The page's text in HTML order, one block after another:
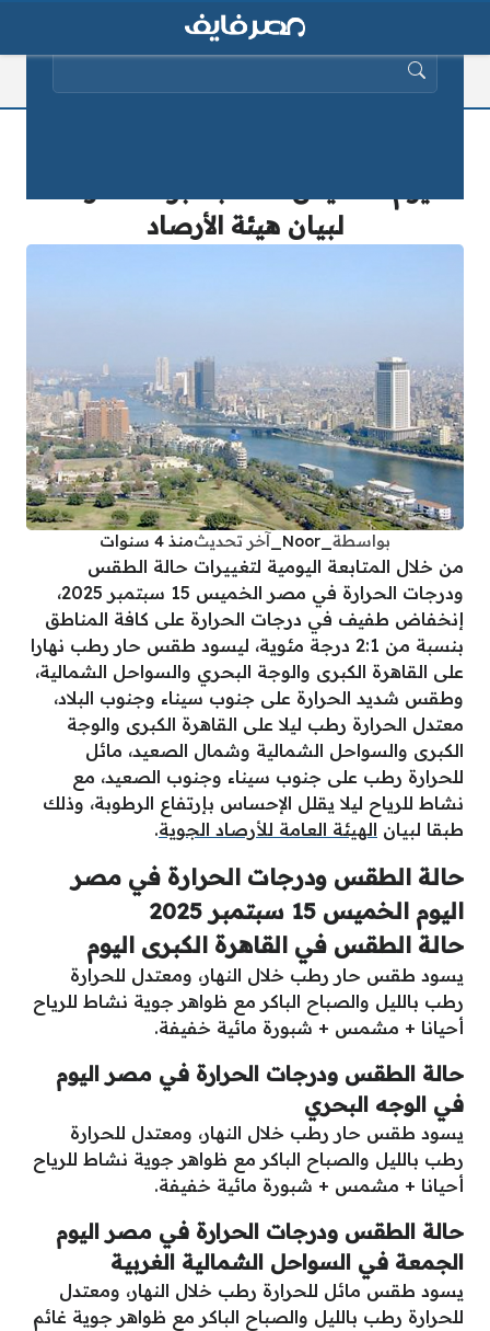
لبيان هيئة الأرصاد
بواسطة آخر تحديثمنذ 4 سنوات
من خلال المتابعة اليومية لتغييرات حالة الطقس
ودرجات الحرارة في مصر الخميس 15 سبتمبر 2025،
إنخفاض طفيف في درجات الحرارة على كافة المناطق
بنسبة من 2:1 درجة مئوية، ليسود طقس حار رطب نهارا
على القاهرة الكبرى والوجة البحري والسواحل الشمالية،
وطقس شديد الحرارة على جنوب سيناء وجنوب البلاد،
معتدل الحرارة رطب ليلا على القاهرة الكبرى والوجة
الكبرى والسواحل الشمالية وشمال الصعيد، مائل
للحرارة رطب على جنوب سيناء وجنوب الصعيد، مع
نشاط للرياح ليلا يقلل الإحساس بإرتفاع الرطوبة، وذلك
طبقا لبيان الهيئة العامة للأرصاد الجوية.
حالة الطقس ودرجات الحرارة في مصر
اليوم الخميس 15 سبتمبر 2025
حالة الطقس في القاهرة الكبرى اليوم
يسود طقس حار رطب خلال النهار، ومعتدل للحرارة
رطب بالليل والصباح الباكر مع ظواهر جوية نشاط للرياح
أحيانا + مشمس + شبورة مائية خفيفة.
حالة الطقس ودرجات الحرارة في مصر اليوم
في الوجه البحري
يسود طقس حار رطب خلال النهار، ومعتدل للحرارة
رطب بالليل والصباح الباكر مع ظواهر جوية نشاط للرياح
أحيانا + مشمس + شبورة مائية خفيفة.
حالة الطقس ودرجات الحرارة في مصر اليوم
الجمعة في السواحل الشمالية الغربية
يسود طقس مائل للحرارة رطب خلال النهار، ومعتدل
للحرارة رطب بالليل والصباح الباكر مع ظواهر جوية غائم
البحث عن: